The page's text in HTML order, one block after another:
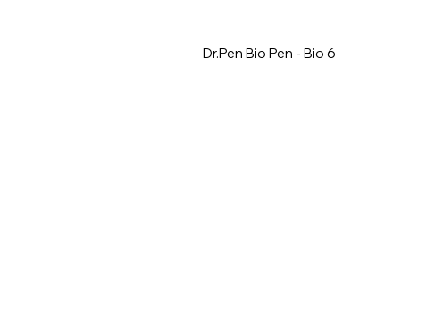
Dr.Pen Bio Pen - Bio 6